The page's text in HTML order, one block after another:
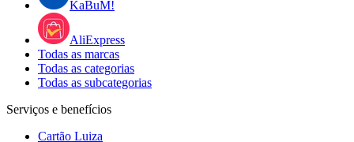
KaBuM!
AliExpress
Todas as marcas
Todas as categorias
Todas as subcategorias
Serviços e benefícios
Cartão Luiza